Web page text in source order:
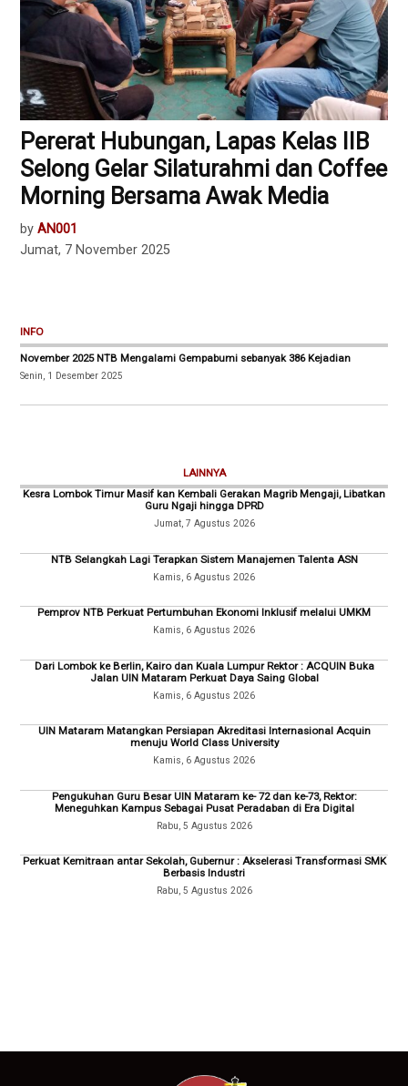
Pererat Hubungan, Lapas Kelas IIB
Selong Gelar Silaturahmi dan Coffee
Morning Bersama Awak Media
by AN001
Jumat, 7 November 2025
INFO
November 2025 NTB Mengalami Gempabumi sebanyak 386 Kejadian
Senin, 1 Desember 2025
LAINNYA
Kesra Lombok Timur Masif kan Kembali Gerakan Magrib Mengaji, Libatkan
Guru Ngaji hingga DPRD
Jumat, 7 Agustus 2026
NTB Selangkah Lagi Terapkan Sistem Manajemen Talenta ASN
Kamis, 6 Agustus 2026
Pemprov NTB Perkuat Pertumbuhan Ekonomi Inklusif melalui UMKM
Kamis, 6 Agustus 2026
Dari Lombok ke Berlin, Kairo dan Kuala Lumpur Rektor : ACQUIN Buka
Jalan UIN Mataram Perkuat Daya Saing Global
Kamis, 6 Agustus 2026
UIN Mataram Matangkan Persiapan Akreditasi Internasional Acquin
menuju World Class University
Kamis, 6 Agustus 2026
Pengukuhan Guru Besar UIN Mataram ke- 72 dan ke-73, Rektor:
Meneguhkan Kampus Sebagai Pusat Peradaban di Era Digital
Rabu, 5 Agustus 2026
Perkuat Kemitraan antar Sekolah, Gubernur : Akselerasi Transformasi SMK
Berbasis Industri
Rabu, 5 Agustus 2026